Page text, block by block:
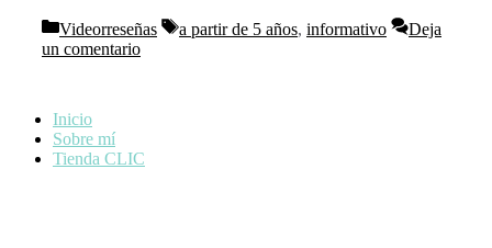
Categorías
Videorreseñas Etiquetas
a partir de 5 años, informativo
Deja
un comentario
Inicio
Sobre mí
Tienda CLIC